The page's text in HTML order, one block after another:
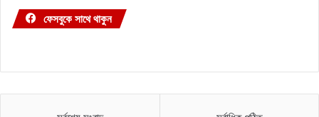
ফেসবুকে সাথে থাকুন